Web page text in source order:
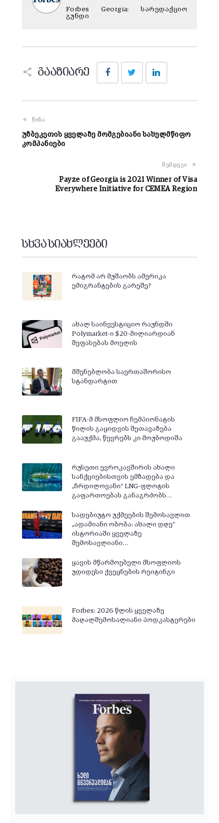
Forbes Georgia: სარედაქციო
გუნდი
გააზიარე
FacebookTwitter
წინა
უზბეკეთის ყველაზე მომგებიანი სახელმწიფო
კომპანიები
შემდეგი
Payze of Georgia is 2021 Winner of Visa
Everywhere Initiative for CEMEA Region
სხვა სიახლეები
რატომ არ მუშაობს ამერიკა
ემიგრანტების გარეშე?
ახალ საინვესტიციო რაუნდში
Polymarket-ი $20-მილიარდიან
შეფასებას მოელის
მშენებლობა საერთაშორისო
სტანდარტით
FIFA-მ მსოფლიო ჩემპიონატის
წილის გაყიდვის შეთავაზება
გააუქმა, წევრებს კი მოუბოდიშა
რუსეთი ევროკავშირის ახალი
სანქციებისთვის ემზადება და
„ჩრდილოვანი“ LNG-ფლოტის
გაფართოებას განაგრძობს…
სადებიუტო უქმეების შემოსავლით
„ადამიანი ობობა: ახალი დღე“
ისტორიაში ყველაზე
შემოსავლიანი…
ყავის მწარმოებელი მსოფლიოს
უდიდესი ქვეყნების რეიტინგი
Forbes: 2026 წლის ყველაზე
მაღალშემოსალიანი პოდკასტერები